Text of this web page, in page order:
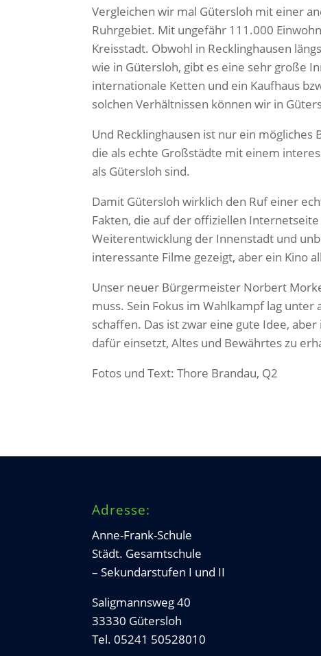
Vergleichen wir mal Gütersloh mit einer
Ruhrgebiet. Mit ungefähr 111.000
Kreisstadt. Obwohl in Recklinghausen
wie in Gütersloh, gibt es eine sehr große
internationale Ketten und ein Kaufhaus
solchen Verhältnissen können wir in
Und Recklinghausen ist nur ein mögliches
die als echte Großstädte mit einem
als Gütersloh sind.
Damit Gütersloh wirklich den Ruf einer
Fakten, die auf der offiziellen
Weiterentwicklung der Innenstadt und
interessante Filme gezeigt, aber ein Kino
Unser neuer Bürgermeister Norbert
muss. Sein Fokus im Wahlkampf lag
schaffen. Das ist zwar eine gute Idee,
dafür einsetzt, Altes und Bewährtes zu
Fotos und Text: Thore Brandau, Q2
Adresse:
Anne-Frank-Schule
Städt. Gesamtschule
– Sekundarstufen I und II
Saligmannsweg 40
33330 Gütersloh
Tel. 05241 50528010